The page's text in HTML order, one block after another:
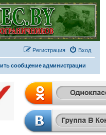
Вход
Регистрация
сообщение администрации